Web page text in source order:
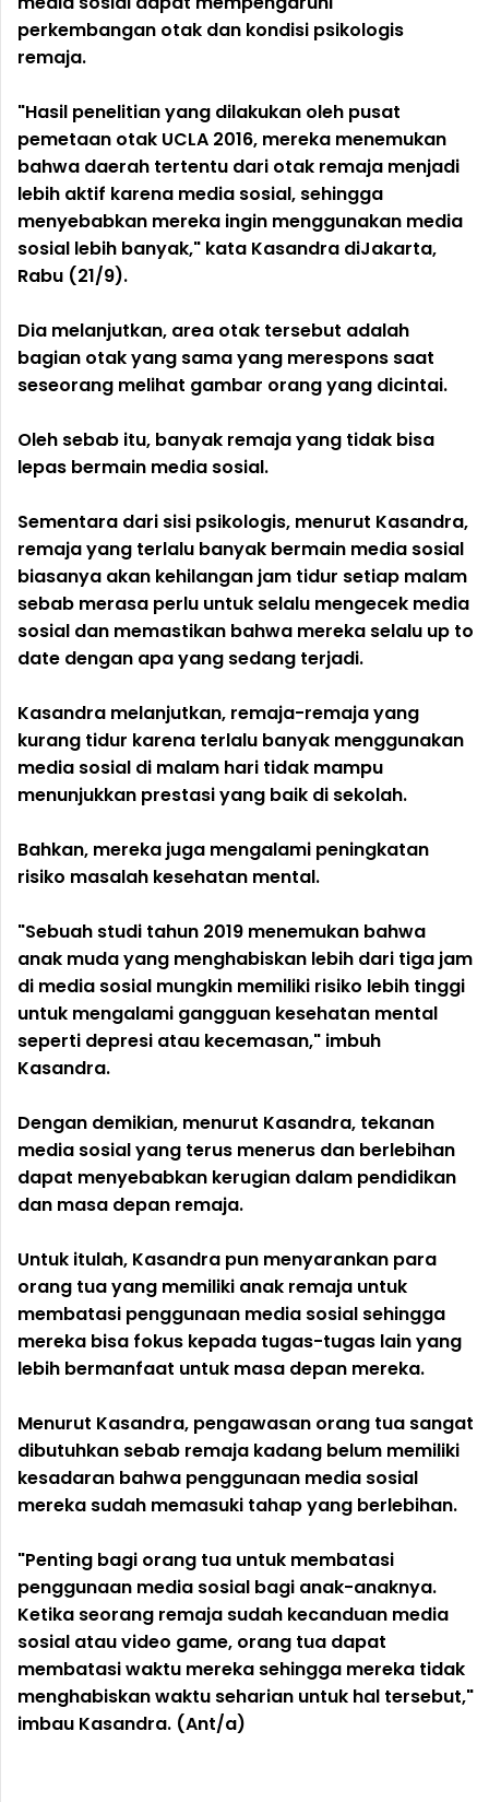
perkembangan otak dan kondisi psikologis
remaja.
"Hasil penelitian yang dilakukan oleh pusat
pemetaan otak UCLA 2016, mereka menemukan
bahwa daerah tertentu dari otak remaja menjadi
lebih aktif karena media sosial, sehingga
menyebabkan mereka ingin menggunakan media
sosial lebih banyak," kata Kasandra diJakarta,
Rabu (21/9).
Dia melanjutkan, area otak tersebut adalah
bagian otak yang sama yang merespons saat
seseorang melihat gambar orang yang dicintai.
Oleh sebab itu, banyak remaja yang tidak bisa
lepas bermain media sosial.
Sementara dari sisi psikologis, menurut Kasandra,
remaja yang terlalu banyak bermain media sosial
biasanya akan kehilangan jam tidur setiap malam
sebab merasa perlu untuk selalu mengecek media
sosial dan memastikan bahwa mereka selalu up to
date dengan apa yang sedang terjadi.
Kasandra melanjutkan, remaja-remaja yang
kurang tidur karena terlalu banyak menggunakan
media sosial di malam hari tidak mampu
menunjukkan prestasi yang baik di sekolah.
Bahkan, mereka juga mengalami peningkatan
risiko masalah kesehatan mental.
"Sebuah studi tahun 2019 menemukan bahwa
anak muda yang menghabiskan lebih dari tiga jam
di media sosial mungkin memiliki risiko lebih tinggi
untuk mengalami gangguan kesehatan mental
seperti depresi atau kecemasan," imbuh
Kasandra.
Dengan demikian, menurut Kasandra, tekanan
media sosial yang terus menerus dan berlebihan
dapat menyebabkan kerugian dalam pendidikan
dan masa depan remaja.
Untuk itulah, Kasandra pun menyarankan para
orang tua yang memiliki anak remaja untuk
membatasi penggunaan media sosial sehingga
mereka bisa fokus kepada tugas-tugas lain yang
lebih bermanfaat untuk masa depan mereka.
Menurut Kasandra, pengawasan orang tua sangat
dibutuhkan sebab remaja kadang belum memiliki
kesadaran bahwa penggunaan media sosial
mereka sudah memasuki tahap yang berlebihan.
"Penting bagi orang tua untuk membatasi
penggunaan media sosial bagi anak-anaknya.
Ketika seorang remaja sudah kecanduan media
sosial atau video game, orang tua dapat
membatasi waktu mereka sehingga mereka tidak
menghabiskan waktu seharian untuk hal tersebut,"
imbau Kasandra. (Ant/a)